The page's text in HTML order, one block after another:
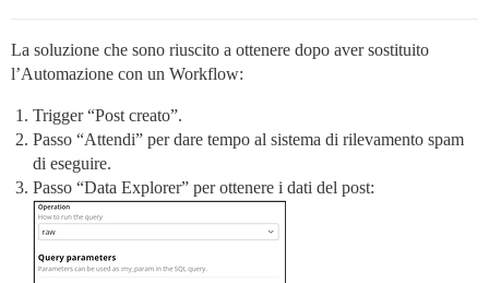
La soluzione che sono riuscito a ottenere dopo aver sostituito
l’Automazione con un Workflow:
Trigger “Post creato”.
Passo “Attendi” per dare tempo al sistema di rilevamento spam
di eseguire.
Passo “Data Explorer” per ottenere i dati del post: